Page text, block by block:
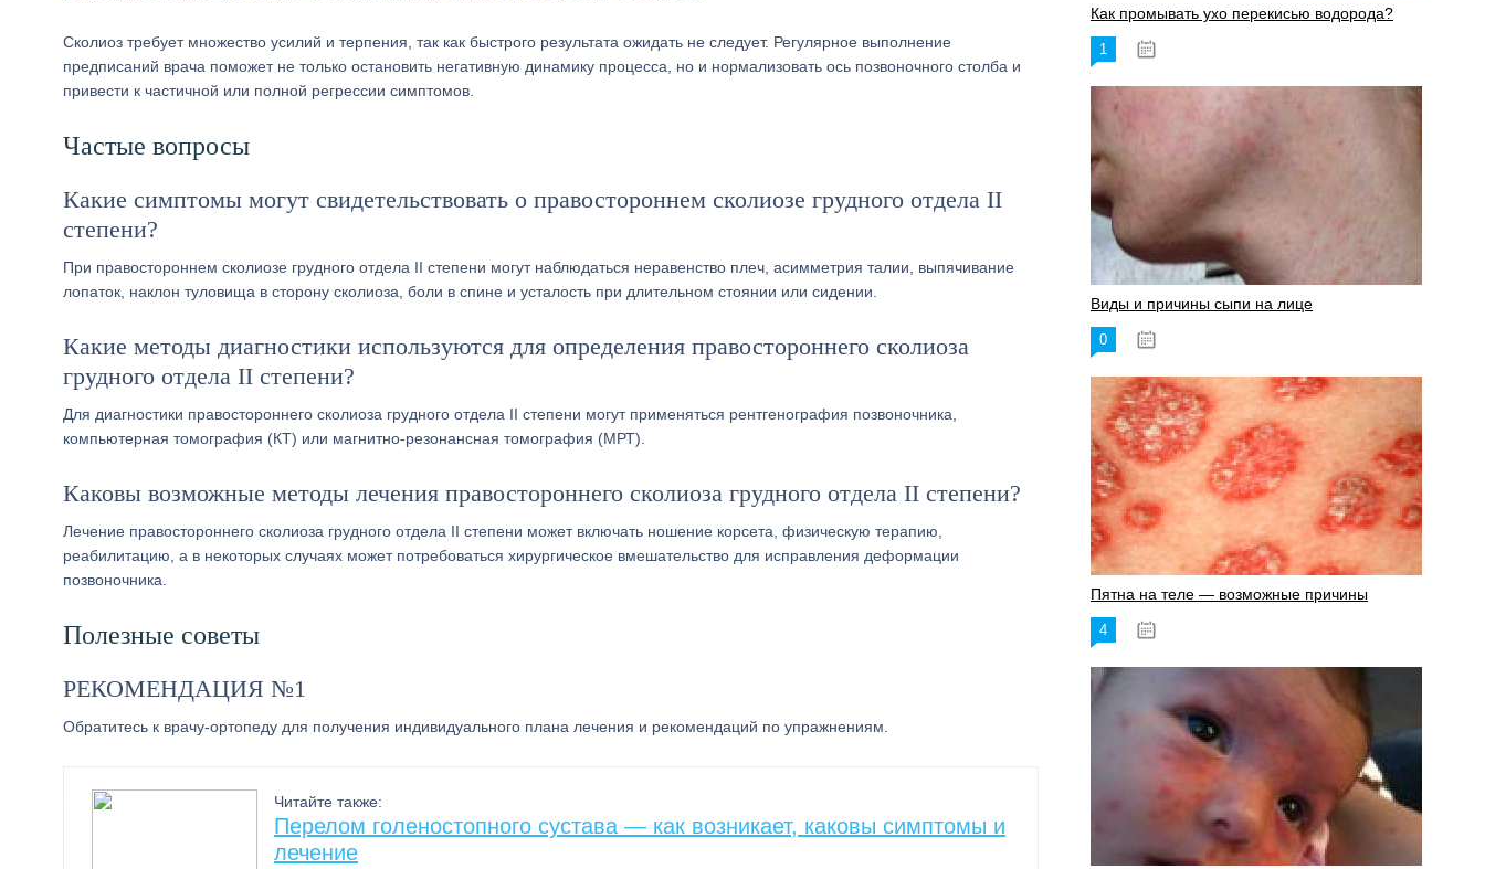
Сколиоз требует множество усилий и терпения, так как быстрого результата ожидать не следует. Регулярное выполнение
предписаний врача поможет не только остановить негативную динамику процесса, но и нормализовать ось позвоночного столба и
привести к частичной или полной регрессии симптомов.
Частые вопросы
Какие симптомы могут свидетельствовать о правостороннем сколиозе грудного отдела II
степени?
При правостороннем сколиозе грудного отдела II степени могут наблюдаться неравенство плеч, асимметрия талии, выпячивание
лопаток, наклон туловища в сторону сколиоза, боли в спине и усталость при длительном стоянии или сидении.
Какие методы диагностики используются для определения правостороннего сколиоза
грудного отдела II степени?
Для диагностики правостороннего сколиоза грудного отдела II степени могут применяться рентгенография позвоночника,
компьютерная томография (КТ) или магнитно-резонансная томография (МРТ).
Каковы возможные методы лечения правостороннего сколиоза грудного отдела II степени?
Лечение правостороннего сколиоза грудного отдела II степени может включать ношение корсета, физическую терапию,
реабилитацию, а в некоторых случаях может потребоваться хирургическое вмешательство для исправления деформации
позвоночника.
Полезные советы
РЕКОМЕНДАЦИЯ №1
Обратитесь к врачу-ортопеду для получения индивидуального плана лечения и рекомендаций по упражнениям.
Читайте также:
Перелом голеностопного сустава — как возникает, каковы симптомы и
лечение
Как промывать ухо перекисью водорода?
1
Виды и причины сыпи на лице
0
Пятна на теле — возможные причины
4